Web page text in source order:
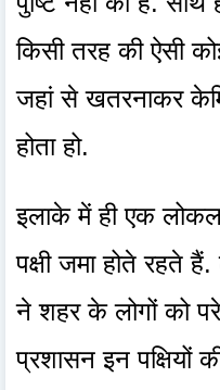
किसी तरह की ऐसी
जहां से खतरनाकर
होता हो.
इलाके में ही एक लोकल
पक्षी जमा होते रहते
ने शहर के लोगों को
प्रशासन इन पक्षियों